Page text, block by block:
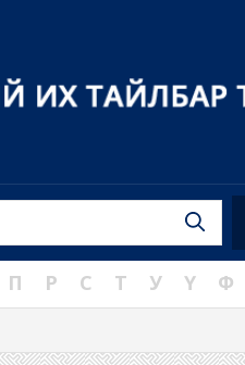
П Р С Т У Ү Ф